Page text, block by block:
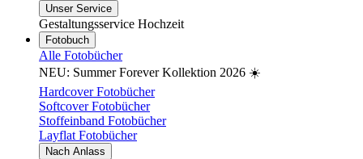
Unser Service
Gestaltungsservice Hochzeit
Fotobuch
Alle Fotobücher
NEU: Summer Forever Kollektion 2026 ☀️
Hardcover Fotobücher
Softcover Fotobücher
Stoffeinband Fotobücher
Layflat Fotobücher
Nach Anlass